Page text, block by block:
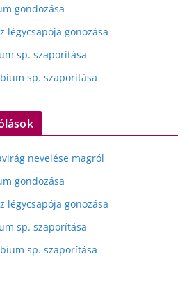
gondozása
légycsapója gonozása
sp. szaporítása
sp. szaporítása
nevelése magról
gondozása
légycsapója gonozása
sp. szaporítása
sp. szaporítása